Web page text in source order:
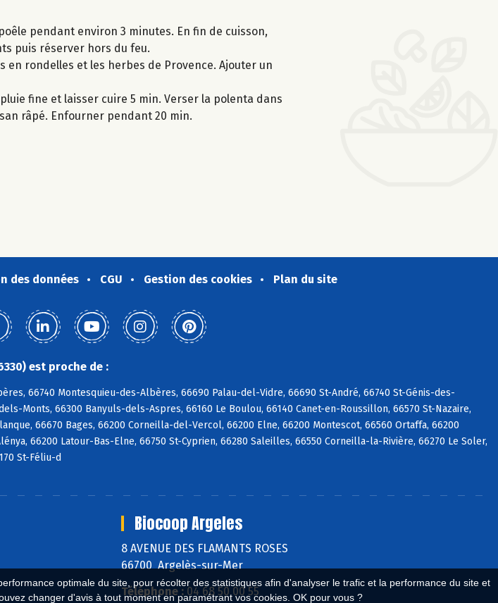
optimale du site, pour récolter des statistiques afin d'analyser le trafic et la performance du site et
changer d'avis à tout moment en paramétrant vos cookies. OK pour vous ?
pendant environ 3 minutes. En fin de cuisson,
puis réserver hors du feu.
en rondelles et les herbes de Provence. Ajouter un
fine et laisser cuire 5 min. Verser la polenta dans
râpé. Enfourner pendant 20 min.
des données CGU Gestion des cookies Plan du site
est proche de :
66740 Montesquieu-des-Albères, 66690 Palau-del-Vidre, 66690 St-André, 66740 St-Génis-des-
Monts, 66300 Banyuls-dels-Aspres, 66160 Le Boulou, 66140 Canet-en-Roussillon, 66570 St-Nazaire,
66670 Bages, 66200 Corneilla-del-Vercol, 66200 Elne, 66200 Montescot, 66560 Ortaffa, 66200
66200 Latour-Bas-Elne, 66750 St-Cyprien, 66280 Saleilles, 66550 Corneilla-la-Rivière, 66270 Le Soler,
St-Féliu-d
Biocoop Argeles
8 AVENUE DES FLAMANTS ROSES
66700 Argelès-sur-Mer
Téléphone :04 68 50 00 55